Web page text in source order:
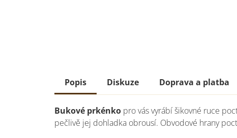
Popis Diskuze Doprava a platba
Bukové prkénko pro vás vyrábí šikovné ruce
pečlivě jej dohladka obrousí. Obvodové hrany